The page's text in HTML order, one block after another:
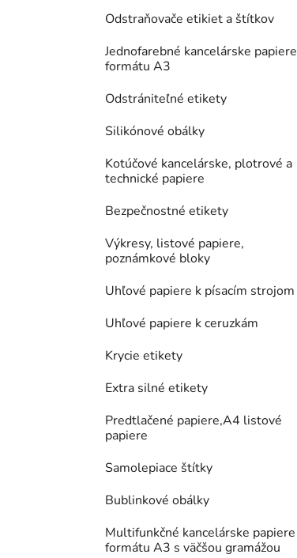
Odstraňovače etikiet a štítkov
Jednofarebné kancelárske papiere
formátu A3
Odstrániteľné etikety
Silikónové obálky
Kotúčové kancelárske, plotrové a
technické papiere
Bezpečnostné etikety
Výkresy, listové papiere,
poznámkové bloky
Uhľové papiere k písacím strojom
Uhľové papiere k ceruzkám
Krycie etikety
Extra silné etikety
Predtlačené papiere,A4 listové
papiere
Samolepiace štítky
Bublinkové obálky
Multifunkčné kancelárske papiere
formátu A3 s väčšou gramážou